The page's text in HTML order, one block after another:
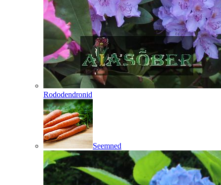
Rododendronid
Seemned